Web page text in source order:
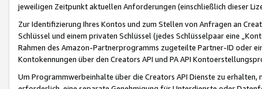
jeweiligen Zeitpunkt aktuellen Anforderungen (einschließlich dieser
Zur Identifizierung Ihres Kontos und zum Stellen von Anfragen an
Schlüssel und einem privaten Schlüssel (jedes Schlüsselpaar eine
Rahmen des Amazon-Partnerprogramms zugeteilte Partner-ID oder
Kontokennungen über den Creators API und PA API
Um Programmwerbeinhalte über die Creators API Dienste zu